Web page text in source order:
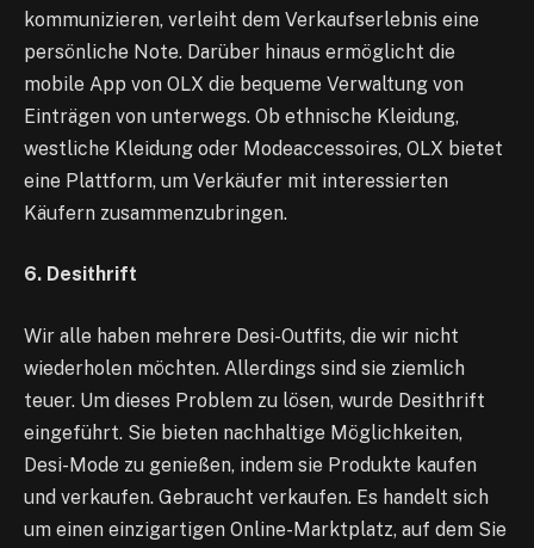
kommunizieren, verleiht dem Verkaufserlebnis eine
persönliche Note. Darüber hinaus ermöglicht die
mobile App von OLX die bequeme Verwaltung von
Einträgen von unterwegs. Ob ethnische Kleidung,
westliche Kleidung oder Modeaccessoires, OLX bietet
eine Plattform, um Verkäufer mit interessierten
Käufern zusammenzubringen.
6. Desithrift
Wir alle haben mehrere Desi-Outfits, die wir nicht
wiederholen möchten. Allerdings sind sie ziemlich
teuer. Um dieses Problem zu lösen, wurde Desithrift
eingeführt. Sie bieten nachhaltige Möglichkeiten,
Desi-Mode zu genießen, indem sie Produkte kaufen
und verkaufen. Gebraucht verkaufen. Es handelt sich
um einen einzigartigen Online-Marktplatz, auf dem Sie